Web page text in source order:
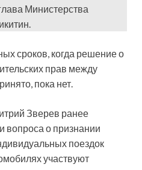
Министерства
сроков, когда решение о
прав между
пока нет.
Зверев ранее
вопроса о признании
поездок
участвуют